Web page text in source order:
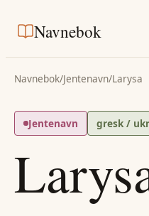
Navnebok
Navnebok/Jentenavn/Larysa
Jentenavn gresk /